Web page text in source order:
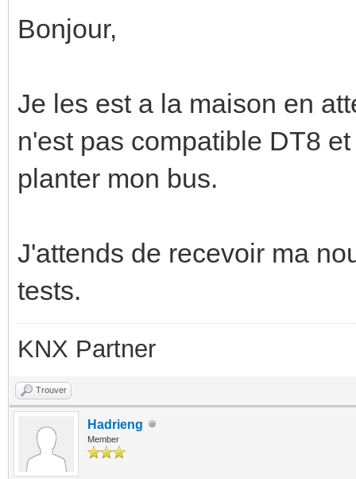
Bonjour,
Je les est a la maison en
n'est pas compatible DT8
planter mon bus.
J'attends de recevoir ma
tests.
KNX Partner
Trouver
Hadrieng
Member